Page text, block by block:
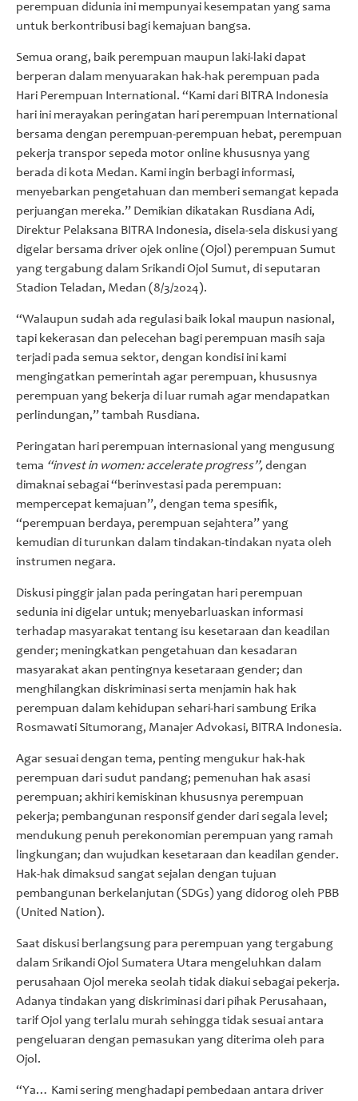
perempuan didunia ini mempunyai kesempatan yang sama
untuk berkontribusi bagi kemajuan bangsa.
Semua orang, baik perempuan maupun laki-laki dapat
berperan dalam menyuarakan hak-hak perempuan pada
Hari Perempuan International. “Kami dari BITRA Indonesia
hari ini merayakan peringatan hari perempuan International
bersama dengan perempuan-perempuan hebat, perempuan
pekerja transpor sepeda motor online khususnya yang
berada di kota Medan. Kami ingin berbagi informasi,
menyebarkan pengetahuan dan memberi semangat kepada
perjuangan mereka.” Demikian dikatakan Rusdiana Adi,
Direktur Pelaksana BITRA Indonesia, disela-sela diskusi yang
digelar bersama driver ojek online (Ojol) perempuan Sumut
yang tergabung dalam Srikandi Ojol Sumut, di seputaran
Stadion Teladan, Medan (8/3/2024).
“Walaupun sudah ada regulasi baik lokal maupun nasional,
tapi kekerasan dan pelecehan bagi perempuan masih saja
terjadi pada semua sektor, dengan kondisi ini kami
mengingatkan pemerintah agar perempuan, khususnya
perempuan yang bekerja di luar rumah agar mendapatkan
perlindungan,” tambah Rusdiana.
Peringatan hari perempuan internasional yang mengusung
tema “invest in women: accelerate progress”,dengan
dimaknai sebagai “berinvestasi pada perempuan:
mempercepat kemajuan”, dengan tema spesifik,
“perempuan berdaya, perempuan sejahtera” yang
kemudian di turunkan dalam tindakan-tindakan nyata oleh
instrumen negara.
Diskusi pinggir jalan pada peringatan hari perempuan
sedunia ini digelar untuk; menyebarluaskan informasi
terhadap masyarakat tentang isu kesetaraan dan keadilan
gender; meningkatkan pengetahuan dan kesadaran
masyarakat akan pentingnya kesetaraan gender; dan
menghilangkan diskriminasi serta menjamin hak hak
perempuan dalam kehidupan sehari-hari sambung Erika
Rosmawati Situmorang, Manajer Advokasi, BITRA Indonesia.
Agar sesuai dengan tema, penting mengukur hak-hak
perempuan dari sudut pandang; pemenuhan hak asasi
perempuan; akhiri kemiskinan khususnya perempuan
pekerja; pembangunan responsif gender dari segala level;
mendukung penuh perekonomian perempuan yang ramah
lingkungan; dan wujudkan kesetaraan dan keadilan gender.
Hak-hak dimaksud sangat sejalan dengan tujuan
pembangunan berkelanjutan (SDGs) yang didorog oleh PBB
(United Nation).
Saat diskusi berlangsung para perempuan yang tergabung
dalam Srikandi Ojol Sumatera Utara mengeluhkan dalam
perusahaan Ojol mereka seolah tidak diakui sebagai pekerja.
Adanya tindakan yang diskriminasi dari pihak Perusahaan,
tarif Ojol yang terlalu murah sehingga tidak sesuai antara
pengeluaran dengan pemasukan yang diterima oleh para
Ojol.
“Ya… Kami sering menghadapi pembedaan antara driver